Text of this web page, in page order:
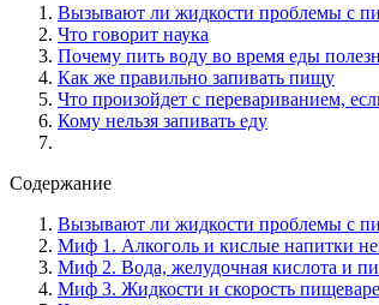
Вызывают ли жидкости проблемы с
Что говорит наука
Почему пить воду во время еды
Как же правильно запивать пищу
Что произойдет с перевариванием,
Кому нельзя запивать еду
Содержание
Вызывают ли жидкости проблемы с
Миф 1. Алкоголь и кислые напитки
Миф 2. Вода, желудочная кислота и
Миф 3. Жидкости и скорость